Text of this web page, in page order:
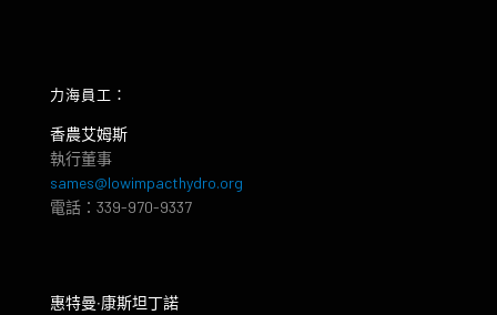
力海員工：
香農艾姆斯
執行董事
sames@lowimpacthydro.org
電話：339-970-9337
惠特曼‧康斯坦丁諾